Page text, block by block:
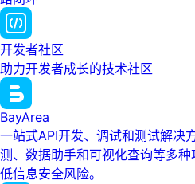
开发者社区
助力开发者成长的技术社区
BayArea
一站式API开发、调试和测试解决
测、数据助手和可视化查询等多
低信息安全风险。